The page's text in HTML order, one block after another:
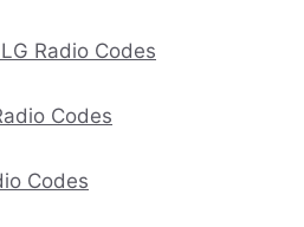
Radio Codes
Codes
Codes